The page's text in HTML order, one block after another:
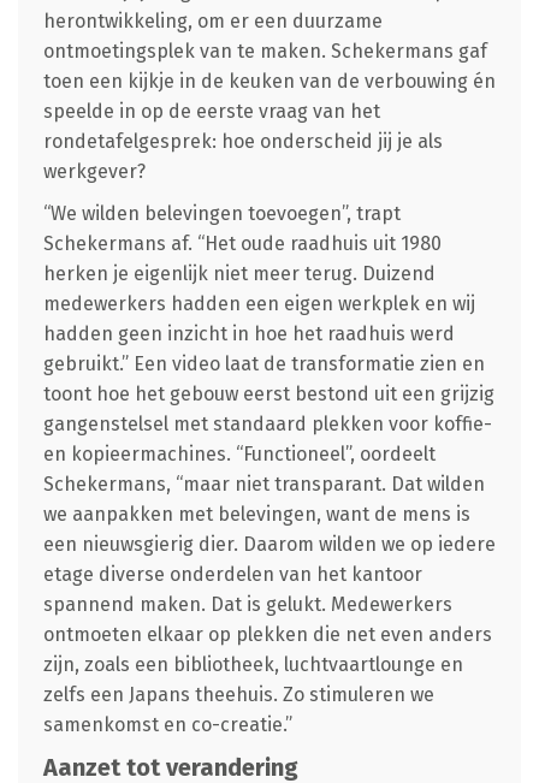
herontwikkeling, om er een duurzame
ontmoetingsplek van te maken. Schekermans gaf
toen een kijkje in de keuken van de verbouwing én
speelde in op de eerste vraag van het
rondetafelgesprek: hoe onderscheid jij je als
werkgever?
“We wilden belevingen toevoegen”, trapt
Schekermans af. “Het oude raadhuis uit 1980
herken je eigenlijk niet meer terug. Duizend
medewerkers hadden een eigen werkplek en wij
hadden geen inzicht in hoe het raadhuis werd
gebruikt.” Een video laat de transformatie zien en
toont hoe het gebouw eerst bestond uit een grijzig
gangenstelsel met standaard plekken voor koffie-
en kopieermachines. “Functioneel”, oordeelt
Schekermans, “maar niet transparant. Dat wilden
we aanpakken met belevingen, want de mens is
een nieuwsgierig dier. Daarom wilden we op iedere
etage diverse onderdelen van het kantoor
spannend maken. Dat is gelukt. Medewerkers
ontmoeten elkaar op plekken die net even anders
zijn, zoals een bibliotheek, luchtvaartlounge en
zelfs een Japans theehuis. Zo stimuleren we
samenkomst en co-creatie.”
Aanzet tot verandering